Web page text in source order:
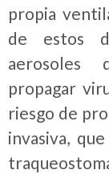
propia
de estos
aerosoles
propagar
riesgo de
invasiva,